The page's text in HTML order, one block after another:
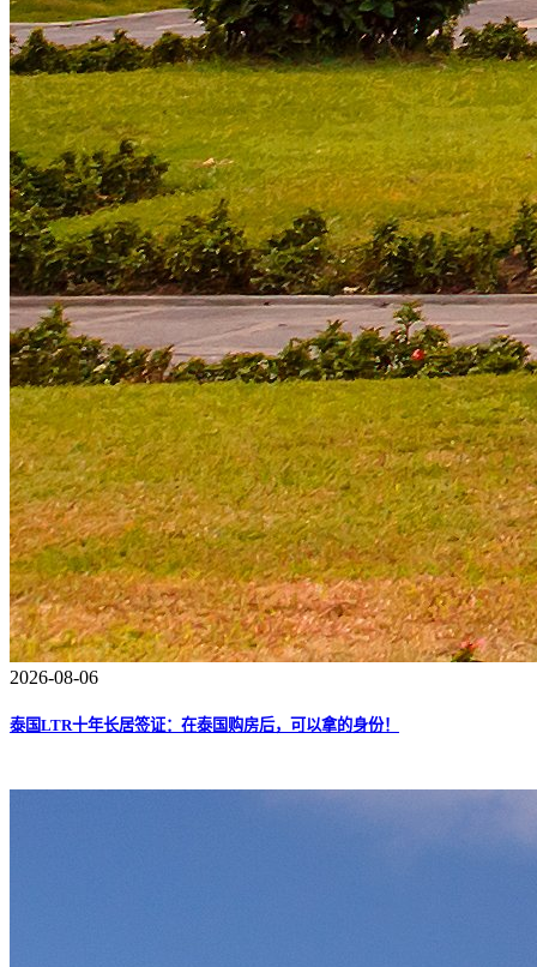
2026-08-06
泰国LTR十年长居签证：在泰国购房后，可以拿的身份！